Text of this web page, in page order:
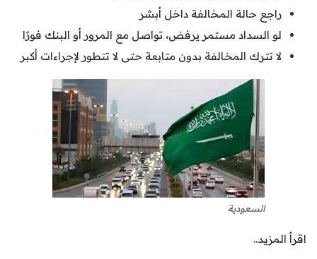
راجع حالة المخالفة داخل أبشر
لو السداد مستمر يرفض، تواصل مع المرور أو البنك فورًا
لا تترك المخالفة بدون متابعة حتى لا تتطور لإجراءات أكبر
السعودية
اقرأ المزيد..